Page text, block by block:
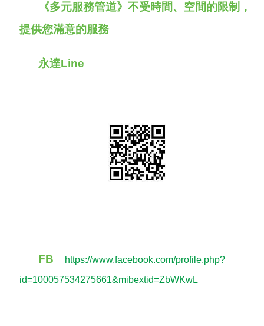
《多元服務管道》不受時間、空間的限制，
提供您滿意的服務
永達Line
FB
https://www.facebook.com/profile.php?
id=100057534275661&mibextid=ZbWKwL